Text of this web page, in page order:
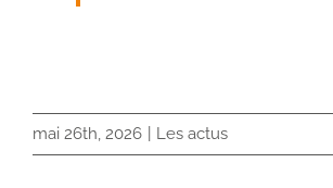
mai 26th, 2026 Les actus